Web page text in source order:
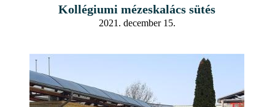
Kollégiumi mézeskalács sütés
2021. december 15.